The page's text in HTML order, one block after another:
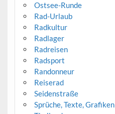
Ostsee-Runde
Rad-Urlaub
Radkultur
Radlager
Radreisen
Radsport
Randonneur
Reiserad
Seidenstraße
Sprüche, Texte, Grafiken